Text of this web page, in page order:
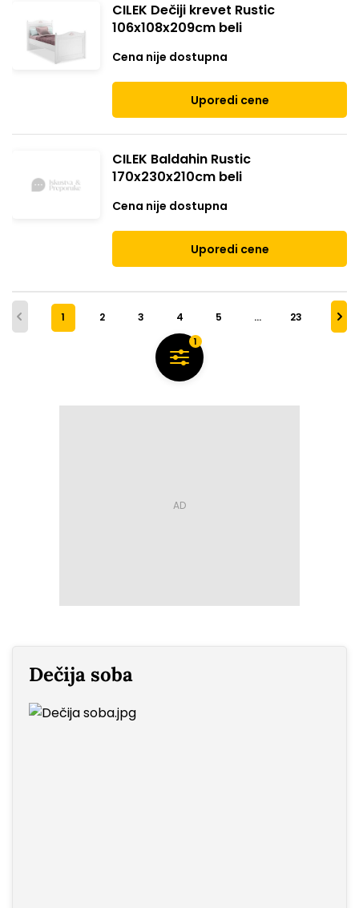
CILEK Dečiji krevet Rustic
106x108x209cm beli
Cena nije dostupna
Uporedi cene
CILEK Baldahin Rustic
170x230x210cm beli
Cena nije dostupna
Uporedi cene
1 2 3 4 5 … 23
1
Dečija soba